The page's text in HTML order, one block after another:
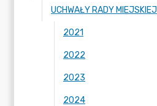
UCHWAŁY RADY MIEJSKIEJ
2021
2022
2023
2024